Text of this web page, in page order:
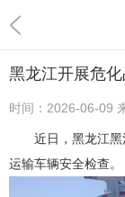
黑龙江开展危
时间： 2026-06-09
近日，黑龙江
运输车辆安全检查。